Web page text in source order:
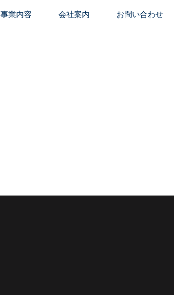
事業内容 会社案内 お問い合わせ